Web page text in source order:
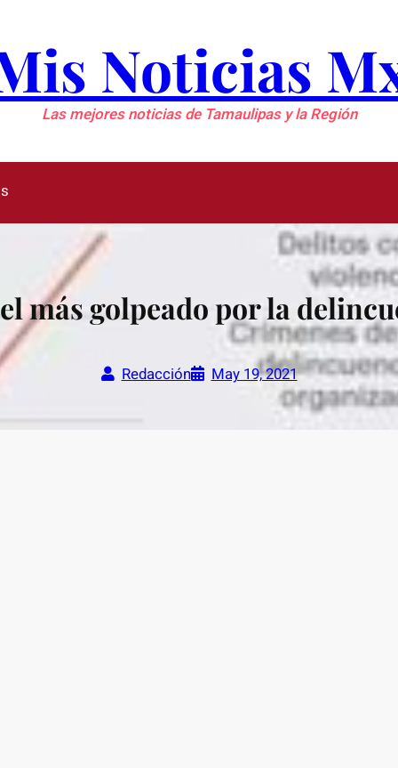
Noticias
Las mejores noticias de Tamaulipas y la Región
más golpeado por la
Redacción May 19, 2021